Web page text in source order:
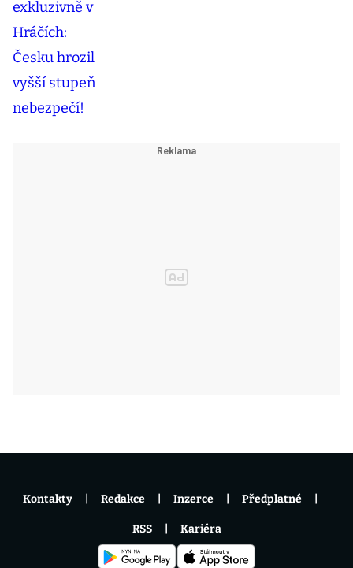
Kontakty Redakce Inzerce Předplatné
RSS Kariéra